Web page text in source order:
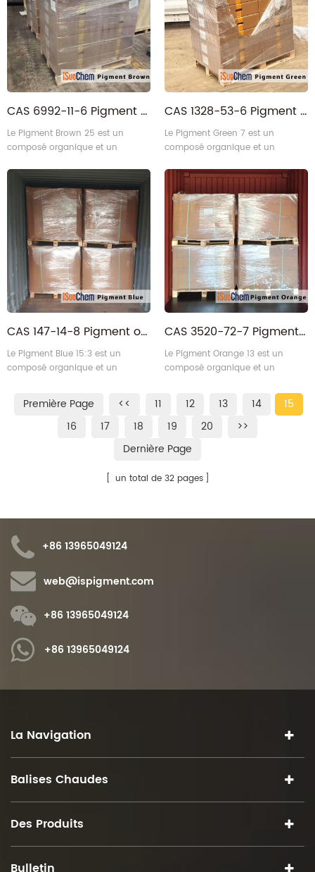
CAS 6992-11-6 Pigment organique brun
Le Pigment Brown 25 est un
composé organique et un
CAS 1328-53-6 Pigment organique vert
Le Pigment Green 7 est un
composé organique et un
CAS 147-14-8 Pigment organique bleu
Le Pigment Blue 15:3 est un
composé organique et un
CAS 3520-72-7 Pigment organique orange
Le Pigment Orange 13 est un
composé organique et un
Première Page << 11 12 13 14
15
16
17 18 19 20
>>
Dernière Page
un total de 32 pages
+86 13965049124
web@ispigment.com
+86 13965049124
+86 13965049124
La Navigation
Balises Chaudes
Des Produits